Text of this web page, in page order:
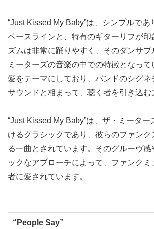
“Just Kissed My Baby”は、シンプルであ
ベースラインと、特有のギターリフが印
ズムは非常に踊りやすく、そのダンサブ
ミーターズの音楽の中での特徴となっ
愛をテーマにしており、バンドのシグネ
サウンドと相まって、聴く者を引き込む
“Just Kissed My Baby”は、ザ・ミーター
けるクラシックであり、彼らのファンク
る一曲とされています。そのグルーヴ感
ックなアプローチによって、ファンク
者に愛されています。
“People Say”